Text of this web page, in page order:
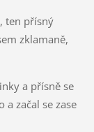
ten přísný
zklamaně,
a přísně se
začal se zase